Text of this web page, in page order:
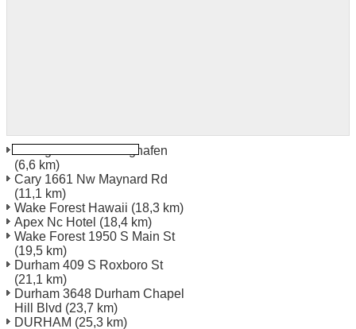
Raleigh Durham Flughafen
(6,6 km)
Cary 1661 Nw Maynard Rd
(11,1 km)
Wake Forest Hawaii (18,3 km)
Apex Nc Hotel (18,4 km)
Wake Forest 1950 S Main St
(19,5 km)
Durham 409 S Roxboro St
(21,1 km)
Durham 3648 Durham Chapel
Hill Blvd (23,7 km)
DURHAM (25,3 km)